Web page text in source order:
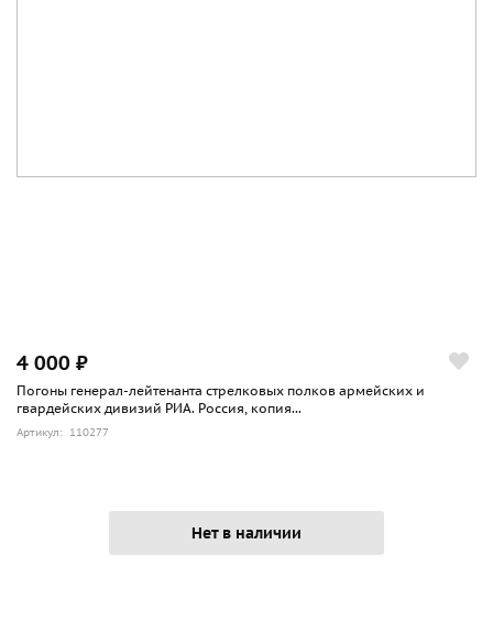
4 000 ₽
Погоны генерал-лейтенанта стрелковых полков армейских и
гвардейских дивизий РИА. Россия, копия...
Артикул: 110277
Нет в наличии